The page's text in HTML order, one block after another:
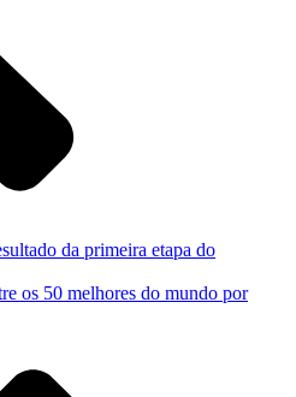
da primeira etapa do
os 50 melhores do mundo por